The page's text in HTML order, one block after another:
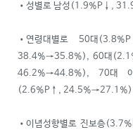
•성별로 남성(1.9%P↓,
•연령대별로 50대
38.4%→35.8%), 60대
46.2%→44.8%), 70대
(2.6%P↑, 24.5%→27.1%)
•이념성향별로 진보층